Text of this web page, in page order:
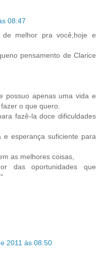
08:47
de melhor pra você,hoje e
pensamento de Clarice
possuo apenas uma vida e
o que quero.
fazê-la doce dificuldades
e esperança suficiente para
as melhores coisas,
das oportunidades que
2011 às 08:50